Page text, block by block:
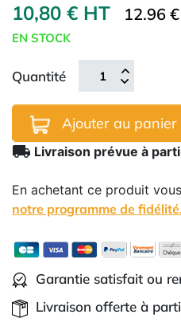
10,80 € HT 12.96
EN STOCK
Quantité
Ajouter au panier
local_shipping Livraison prévue à
En achetant ce produit
notre programme de
Garantie satisfait ou
Livraison offerte à